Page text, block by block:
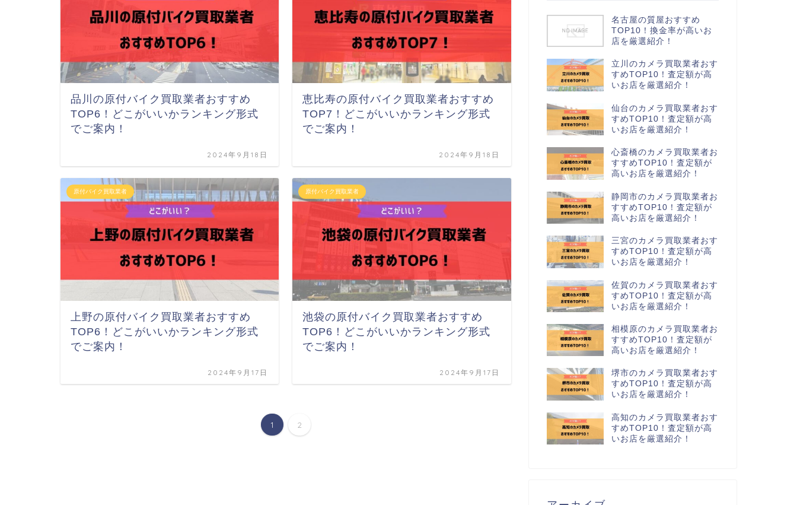
品川の原付バイク買取業者おすすめ
TOP6！どこがいいかランキング形式
でご案内！
2024年9月18日
恵比寿の原付バイク買取業者おすすめ
TOP7！どこがいいかランキング形式
でご案内！
2024年9月18日
原付バイク買取業者
上野の原付バイク買取業者おすすめ
TOP6！どこがいいかランキング形式
でご案内！
2024年9月17日
原付バイク買取業者
池袋の原付バイク買取業者おすすめ
TOP6！どこがいいかランキング形式
でご案内！
2024年9月17日
1 2
名古屋の質屋おすすめ
TOP10！換金率が高いお
店を厳選紹介！
立川のカメラ買取業者おす
すめTOP10！査定額が高
いお店を厳選紹介！
仙台のカメラ買取業者おす
すめTOP10！査定額が高
いお店を厳選紹介！
心斎橋のカメラ買取業者お
すすめTOP10！査定額が
高いお店を厳選紹介！
静岡市のカメラ買取業者お
すすめTOP10！査定額が
高いお店を厳選紹介！
三宮のカメラ買取業者おす
すめTOP10！査定額が高
いお店を厳選紹介！
佐賀のカメラ買取業者おす
すめTOP10！査定額が高
いお店を厳選紹介！
相模原のカメラ買取業者お
すすめTOP10！査定額が
高いお店を厳選紹介！
堺市のカメラ買取業者おす
すめTOP10！査定額が高
いお店を厳選紹介！
高知のカメラ買取業者おす
すめTOP10！査定額が高
いお店を厳選紹介！